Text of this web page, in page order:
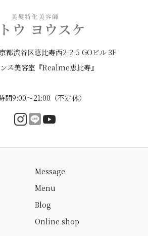
都渋谷区恵比寿西2-2-5 GOビル 3F
ス美容室『Realme恵比寿』
間9:00〜21:00（不定休）
Message
Menu
Blog
Online shop